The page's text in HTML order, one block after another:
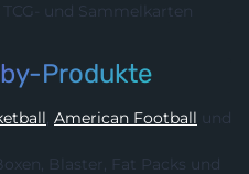
und Sammelkarten
Produkte
, American Football und